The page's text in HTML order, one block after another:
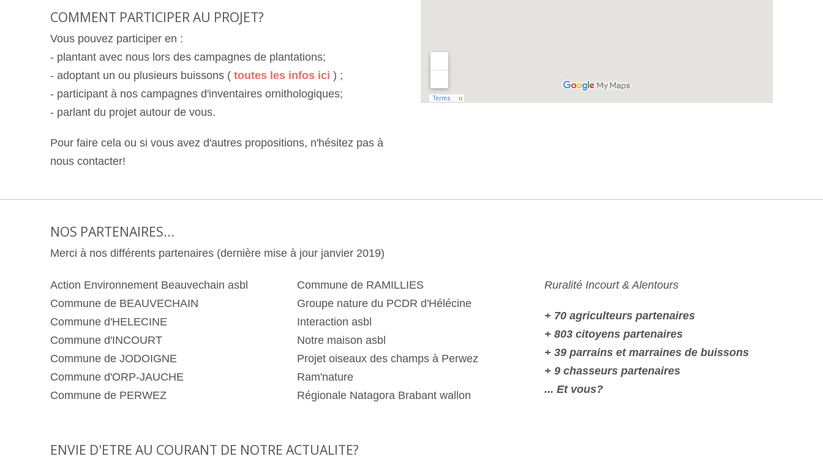
COMMENT PARTICIPER AU PROJET?
Vous pouvez participer en :
- plantant avec nous lors des campagnes de plantations;
- adoptant un ou plusieurs buissons ( toutes les infos ici ) ;
- participant à nos campagnes d'inventaires ornithologiques;
- parlant du projet autour de vous.
Pour faire cela ou si vous avez d'autres propositions, n'hésitez pas à
nous contacter!
NOS PARTENAIRES...
Merci à nos différents partenaires (dernière mise à jour janvier 2019)
Action Environnement Beauvechain asbl
Commune de BEAUVECHAIN
Commune d'HELECINE
Commune d'INCOURT
Commune de JODOIGNE
Commune d'ORP-JAUCHE
Commune de PERWEZ
Commune de RAMILLIES
Groupe nature du PCDR d'Hélécine
Interaction asbl
Notre maison asbl
Projet oiseaux des champs à Perwez
Ram'nature
Régionale Natagora Brabant wallon
Ruralité Incourt & Alentours
+ 70 agriculteurs partenaires
+ 803 citoyens partenaires
+ 39 parrains et marraines de buissons
+ 9chasseurs partenaires
... Et vous?
ENVIE D'ETRE AU COURANT DE NOTRE ACTUALITE?